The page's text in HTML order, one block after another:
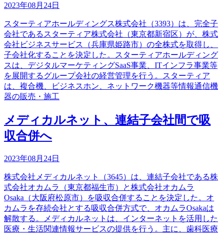
2023年08月24日
スターティアホールディングス株式会社（3393）は、完全子
会社であるスターティア株式会社（東京都新宿区）が、株式
会社ビジネスサービス（兵庫県姫路市）の全株式を取得し、
子会社化することを決定した。スターティアホールディング
スは、デジタルマーケティングSaaS事業、ITインフラ事業等
を展開するグループ会社の経営管理を行う。スターティア
は、複合機、ビジネスホン、ネットワーク機器等情報通信機
器の販売・施工
メディカルネット、連結子会社間で吸
収合併へ
2023年08月24日
株式会社メディカルネット（3645）は、連結子会社である株
式会社オカムラ（東京都福生市）と株式会社オカムラ
Osaka（大阪府松原市）を吸収合併することを決定した。オ
カムラを存続会社とする吸収合併方式で、オカムラOsakaは
解散する。メディカルネットは、インターネットを活用した
医療・生活関連情報サービスの提供を行う。主に、歯科医療